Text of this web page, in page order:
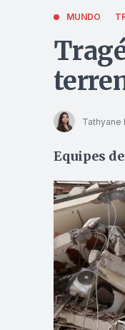
MUNDO
Tathyane
Equipes